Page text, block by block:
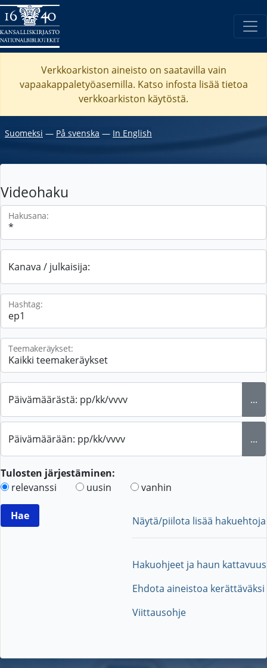
Verkkoarkiston aineisto on saatavilla vain
vapaakappaletyöasemilla. Katso infosta lisää tietoa
verkkoarkiston käytöstä.
Suomeksi ― På svenska ― In English
Videohaku
Hakusana:
Kanava / julkaisija:
Hashtag:
Teemakeräykset:
Päivämäärästä: pp/kk/vvvv ...
Päivämäärään: pp/kk/vvvv ...
Tulosten järjestäminen:
relevanssi
uusin vanhin
Näytä/piilota lisää hakuehtoja
Hakuohjeet ja haun kattavuus
Ehdota aineistoa kerättäväksi
Viittausohje